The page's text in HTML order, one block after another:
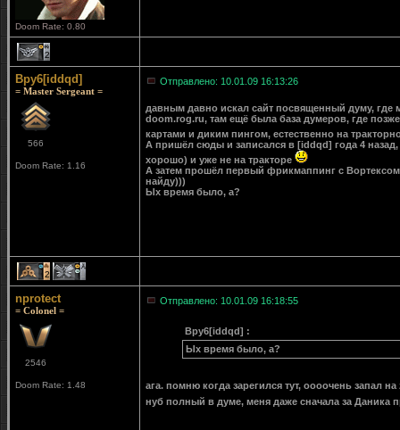
Doom Rate: 0.80
2
Bpy6[iddqd]
= Master Sergeant =
566
Doom Rate: 1.16
Отправлено: 10.01.09 16:13:26
давным давно искал сайт посвященный думу, где
doom.rog.ru, там ещё была база думеров, где
картами и диким пингом, естественно на
А пришёл сюды и записался в [iddqd] года 4
хорошо) и уже не на тракторе
А затем прошёл первый фрикмаппинг с
найду)))
Ых время было, а?
2 1
nprotect
= Colonel =
2546
Doom Rate: 1.48
Отправлено: 10.01.09 16:18:55
Bpy6[iddqd] :
Ых время было, а?
ага. помню когда зарегился тут, оооочень запал
нуб полный в думе, меня даже сначала за Даника